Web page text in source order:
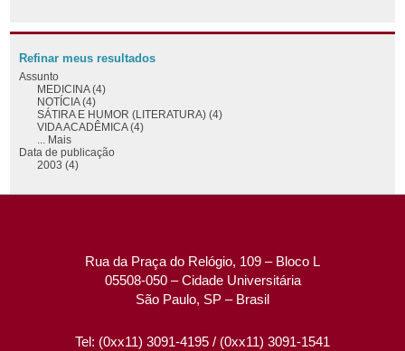
Refinar meus resultados
Assunto
MEDICINA (4)
NOTÍCIA (4)
SÁTIRA E HUMOR (LITERATURA) (4)
VIDA ACADÊMICA (4)
... Mais
Data de publicação
2003 (4)
Rua da Praça do Relógio, 109 – Bloco L
05508-050 – Cidade Universitária
São Paulo, SP – Brasil
Tel: (0xx11) 3091-4195 / (0xx11) 3091-1541